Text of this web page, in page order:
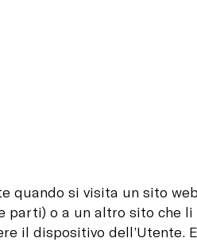
quando si visita un sito
o a un altro sito che li
il dispositivo dell’Utente.